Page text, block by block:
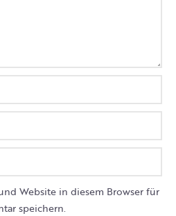
Website in diesem Browser für
speichern.